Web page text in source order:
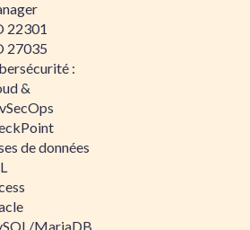
22301
27035
:
&
de données
MariaDB